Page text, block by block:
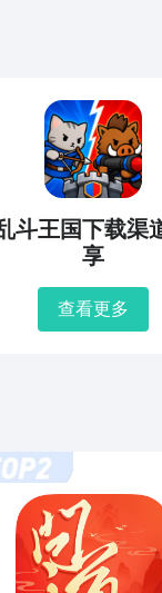
斗王国下载渠
享
查看更多